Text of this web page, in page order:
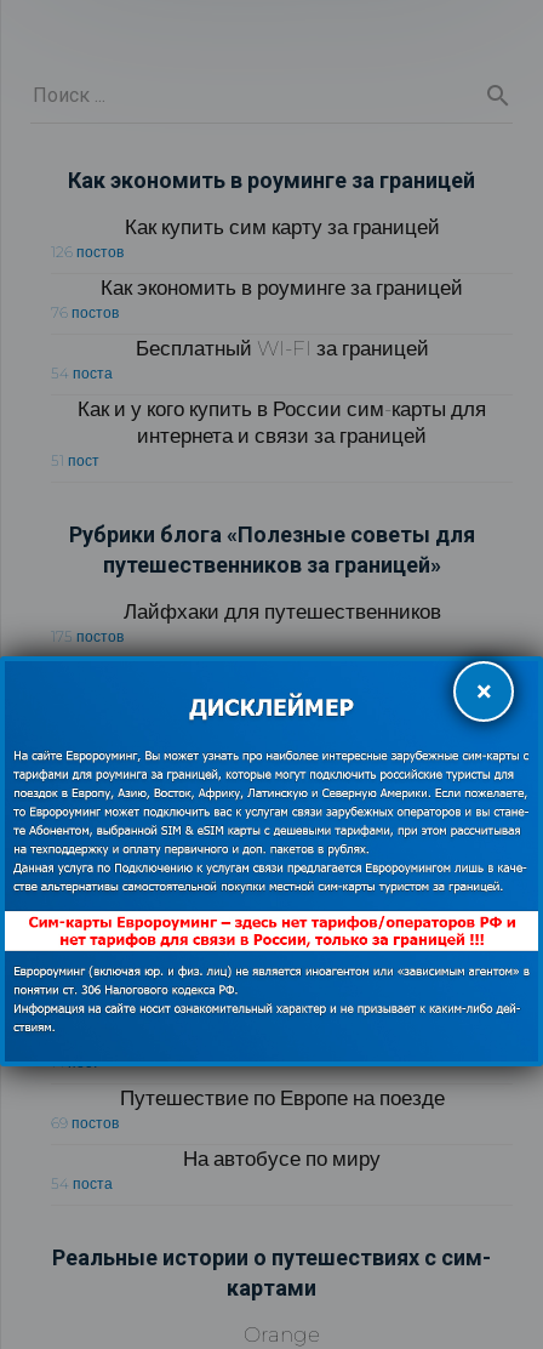
Как экономить в роуминге за границей
Как купить сим карту за границей
126 постов
Как экономить в роуминге за границей
76 постов
Бесплатный WI-FI за границей
54 поста
Как и у кого купить в России сим-карты для
интернета и связи за границей
51 пост
Рубрики блога «Полезные советы для
путешественников за границей»
Лайфхаки для путешественников
175 постов
Полезные обзоры для путешественников
103 поста
Визовые центры
89 постов
Все развлечения мира
88 постов
Автомобильные дороги Европы
84 поста
Как экономить в роуминге за границей
76 постов
71 пост
Путешествие по Европе на поезде
69 постов
На автобусе по миру
54 поста
Реальные истории о путешествиях с сим-
картами
Orange
×